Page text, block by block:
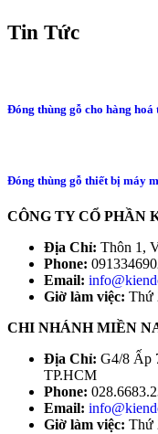
Tin Tức
Đóng thùng gỗ cho hàng
Đóng thùng gỗ thiết bị máy
CÔNG TY CỔ PHẦN
Địa Chỉ: Thôn 1,
Phone:
Email:
Giờ làm việc: Thứ
CHI NHÁNH MIỀN
Địa Chỉ: G4/8 Ấp
TP.HCM
Phone:
Email:
Giờ làm việc: Thứ